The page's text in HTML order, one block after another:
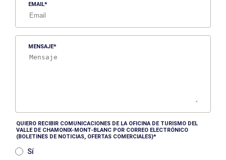
EMAIL
MENSAJE
QUIERO RECIBIR COMUNICACIONES DE LA OFICINA DE TURISMO DEL
VALLE DE CHAMONIX-MONT-BLANC POR CORREO ELECTRÓNICO
(BOLETINES DE NOTICIAS, OFERTAS COMERCIALES)
Sí